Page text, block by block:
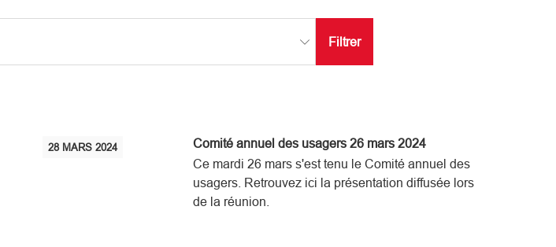
Filtrer
28 MARS 2024
Comité annuel des usagers 26 mars 2024
Ce mardi 26 mars s'est tenu le Comité annuel des
usagers. Retrouvez ici la présentation diffusée lors
de la réunion.